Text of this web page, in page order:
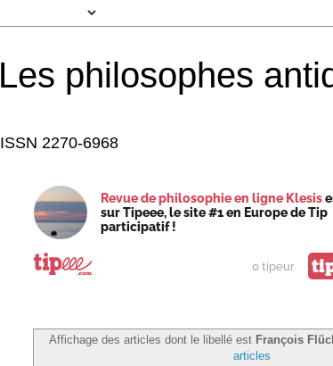
Les philosophes
ISSN 2270-6968
Revue de philosophie en ligne Klesis
sur Tipeee, le site #1 en Europe de Tip
participatif !
0 tipeur
Affichage des articles dont le libellé est François
articles